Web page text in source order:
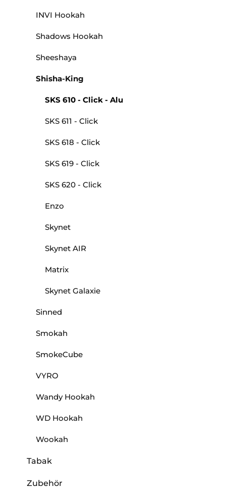
INVI Hookah
Shadows Hookah
Sheeshaya
Shisha-King
SKS 610 - Click - Alu
SKS 611 - Click
SKS 618 - Click
SKS 619 - Click
SKS 620 - Click
Enzo
Skynet
Skynet AIR
Matrix
Skynet Galaxie
Sinned
Smokah
SmokeCube
VYRO
Wandy Hookah
WD Hookah
Wookah
Tabak
Zubehör